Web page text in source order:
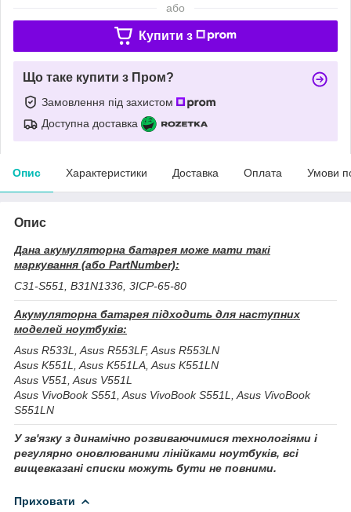
або
Купити з
Що таке купити з Пром?
Замовлення під захистом
Доступна доставка
Опис Характеристики Доставка Оплата Умови
Опис
Дана акумуляторна батарея може мати такі
маркування (або PartNumber):
C31-S551, B31N1336, 3ICP-65-80
Акумуляторна батарея підходить для наступних
моделей ноутбуків:
Asus R533L, Asus R553LF, Asus R553LN
Asus K551L, Asus K551LA, Asus K551LN
Asus V551, Asus V551L
Asus VivoBook S551, Asus VivoBook S551L, Asus VivoBook
S551LN
У зв'язку з динамічно розвиваючимися технологіями і
регулярно оновлюваними лінійками ноутбуків, всі
вищевказані списки можуть бути не повними.
Приховати